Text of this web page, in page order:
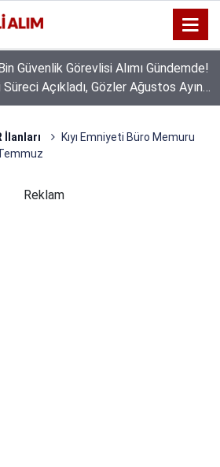
Güvenlik Görevlisi Alımı Gündemde!
Açıkladı, Gözler Ağustos Ayına
İlanları
Kıyı Emniyeti Büro Memuru
Reklam